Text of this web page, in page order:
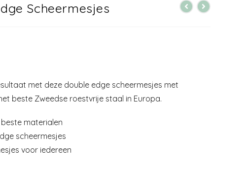
Scheermesjes
met deze double edge scheermesjes met
beste Zweedse roestvrije staal in Europa.
materialen
scheermesjes
voor iedereen